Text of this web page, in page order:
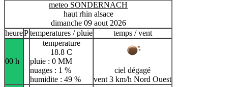
meteo SONDERNACH
haut rhin alsace
dimanche 09 aout 2026
heurePtemperatures / pluie temps / vent
00 h
temperature
18.8 C
pluie : 0 MM
nuages : 1 %
humidite : 49 %
ciel dégagé
vent 3 km/h Nord Ouest